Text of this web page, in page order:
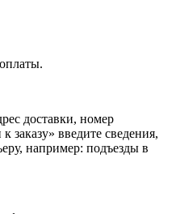
доставки, номер
заказу» введите сведения,
например: подъезды в